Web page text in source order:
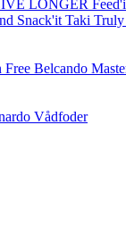
LONGER
Snack'it Taki Truly
Free Belcando
Vådfoder